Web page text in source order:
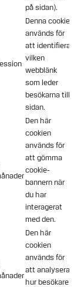
på sidan).
Denna cookie
används för
att identifiera
vilken
webblänk
som leder
besökarna till
sidan.
Den här
cookien
används för
att gömma
cookie-
bannern när
du har
interagerat
med den.
Den här
cookien
används för
att analysera
hur besökare